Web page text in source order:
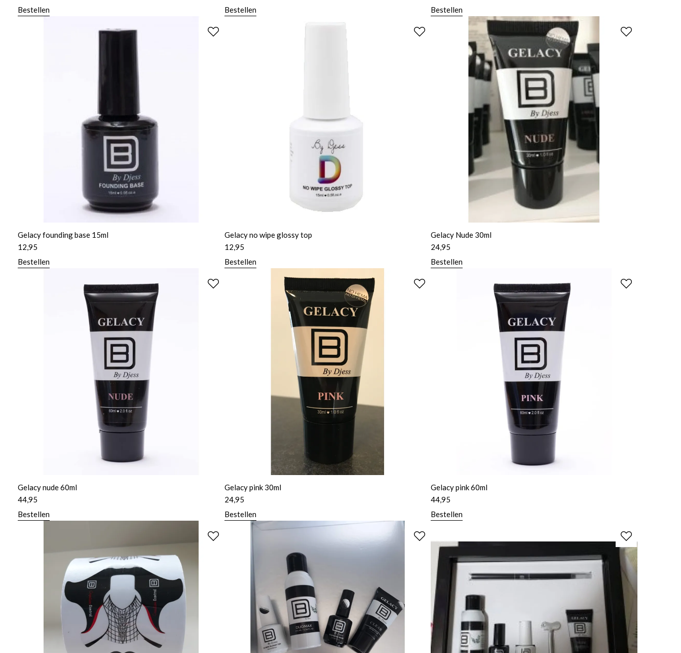
Bestellen
Bestellen
Bestellen
Gelacy founding base 15ml
12,95
Bestellen
Gelacy no wipe glossy top
12,95
Bestellen
Gelacy Nude 30ml
24,95
Bestellen
Gelacy nude 60ml
44,95
Bestellen
Gelacy pink 30ml
24,95
Bestellen
Gelacy pink 60ml
44,95
Bestellen